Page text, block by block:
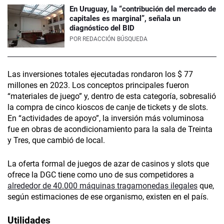
En Uruguay, la “contribución del mercado de
capitales es marginal”, señala un
diagnóstico del BID
POR REDACCIÓN BÚSQUEDA
Las inversiones totales ejecutadas rondaron los $ 77
millones en 2023. Los conceptos principales fueron
“materiales de juego” y, dentro de esta categoría, sobresalió
la compra de cinco kioscos de canje de tickets y de slots.
En “actividades de apoyo”, la inversión más voluminosa
fue en obras de acondicionamiento para la sala de Treinta
y Tres, que cambió de local.
La oferta formal de juegos de azar de casinos y slots que
ofrece la DGC tiene como uno de sus competidores a
alrededor de 40.000 máquinas tragamonedas ilegales que,
según estimaciones de ese organismo, existen en el país.
Utilidades